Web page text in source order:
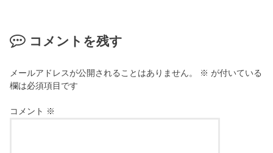
コメントを残す
メールアドレスが公開されることはありません。 ※ が付いている
欄は必須項目です
コメント ※